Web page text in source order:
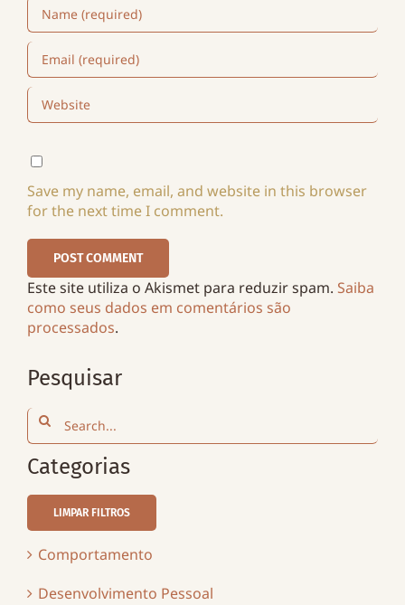
Save my name, email, and website in this browser
for the next time I comment.
Este site utiliza o Akismet para reduzir spam. Saiba
como seus dados em comentários são
processados.
Pesquisar
Search
for:
Categorias
LIMPAR FILTROS
Comportamento
Desenvolvimento Pessoal